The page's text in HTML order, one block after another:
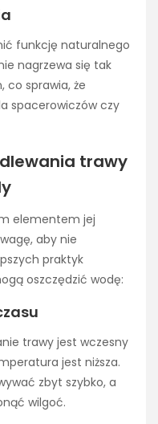
funkcję naturalnego
nagrzewa się tak
co sprawia, że
spacerowiczów czy
trawy
elementem jej
aby nie
praktyk
oszczędzić wodę:
trawy jest wczesny
jest niższa.
zbyt szybko, a
wilgoć.